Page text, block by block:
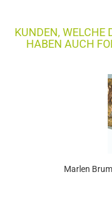
KUNDEN, WELCHE
HABEN AUCH
Marlen